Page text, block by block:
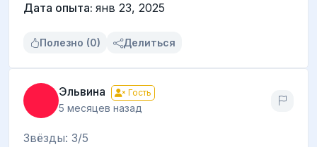
Дата опыта: янв 23, 2025
Полезно (0) Делиться
Эльвина Гость
5 месяцев назад
Звёзды: 3/5